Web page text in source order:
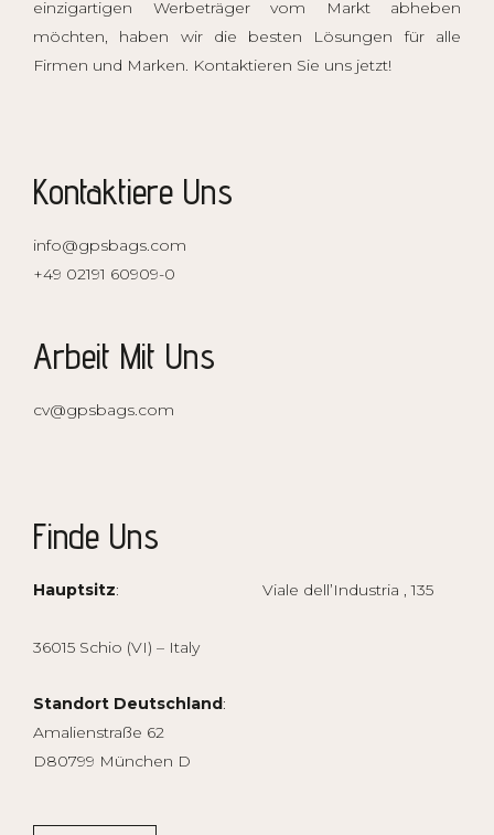
einzigartigen Werbeträgervom Markt abheben
möchten, haben wir die besten Lösungen für alle
Firmen und Marken. Kontaktieren Sie uns jetzt!
Kontaktiere Uns
info@gpsbags.com
+49 02191 60909-0
Arbeit Mit Uns
cv@gpsbags.com
Finde Uns
Hauptsitz: Viale dell’Industria , 135
36015 Schio (VI) – Italy
Standort Deutschland:
Amalienstraße 62
D80799 München D